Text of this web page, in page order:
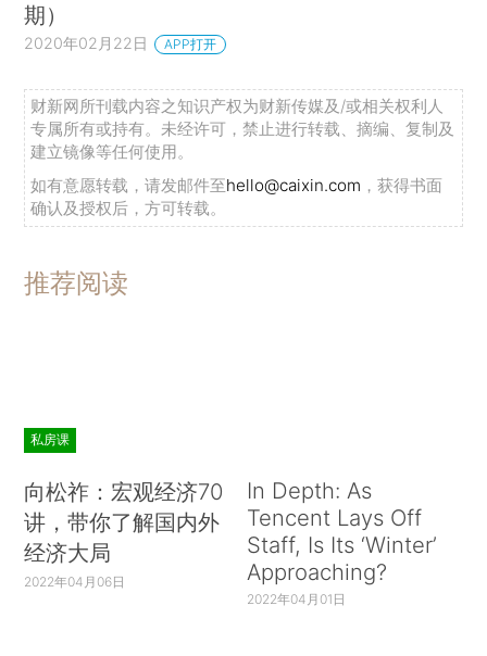
期）
2020年02月22日 APP打开
财新网所刊载内容之知识产权为财新传媒及/或相关权利人
专属所有或持有。未经许可，禁止进行转载、摘编、复制及
建立镜像等任何使用。
如有意愿转载，请发邮件至hello@caixin.com ，获得书面
确认及授权后，方可转载。
推荐阅读
私房课
向松祚：宏观经济70
讲，带你了解国内外
经济大局
2022年04月06日
In Depth: As
Tencent Lays Off
Staff, Is Its ‘Winter’
Approaching?
2022年04月01日